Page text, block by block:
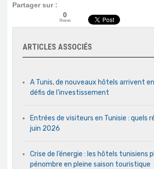
Partager sur :
0
Shares
ARTICLES ASSOCIÉS
A Tunis, de nouveaux hôtels arrivent
défis de l’investissement
Entrées de visiteurs en Tunisie : quels
juin 2026
Crise de l’énergie : les hôtels tunisiens
pénombre en pleine saison touristique